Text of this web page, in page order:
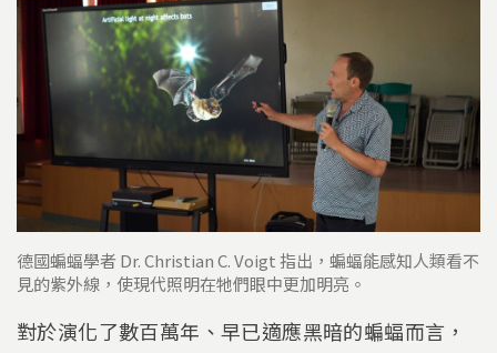
德國蝙蝠學者 Dr. Christian C. Voigt 指出，蝙蝠能感知人類看不
見的紫外線，使現代照明在牠們眼中更加明亮。
對於演化了數百萬年、早已適應黑暗的蝙蝠而言，